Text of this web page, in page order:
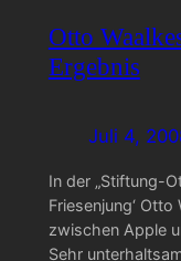
Otto
Ergebnis
Juli 4,
In der „Stiftung-
Friesenjung‘
zwischen Apple
Sehr